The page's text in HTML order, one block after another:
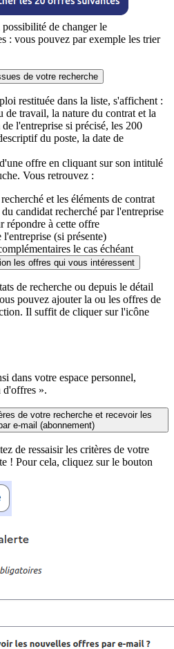
de changer le
: vous pouvez par exemple les trier
de votre recherche
restituée dans la liste, s'affichent :
de travail, la nature du contrat et la
l'entreprise si précisé, les 200
du poste, la date de
offre en cliquant sur son intitulé
Vous retrouvez :
et les éléments de contrat
candidat recherché par l'entreprise
répondre à cette offre
l'entreprise (si présente)
le cas échéant
les offres qui vous intéressent
de recherche ou depuis le détail
pouvez ajouter la ou les offres de
Il suffit de cliquer sur l'icône
dans votre espace personnel,
d'offres ».
de votre recherche et recevoir les
e-mail (abonnement)
de ressaisir les critères de votre
! Pour cela, cliquez sur le bouton